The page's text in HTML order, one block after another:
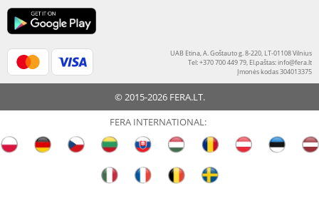
UAB Etina, A. Goštauto g. 8-220, LT-01108 Vilnius
Tel: +370 700 449 79, El.paštas:info@fera.lt
Įmonės kodas 304013375
© 2015-2026 FERA.LT.
FERA INTERNATIONAL: